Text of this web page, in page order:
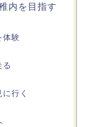
内を目指す
体験
る
行く